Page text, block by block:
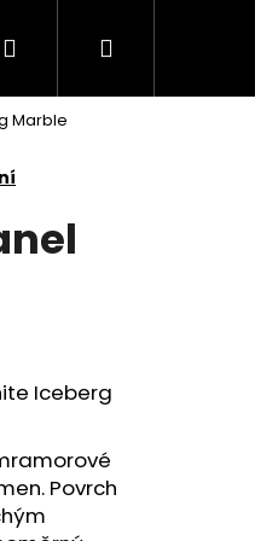
Kontakty
PřihlášeníNákupní
Marble
Iceberg
Povrch
Následující